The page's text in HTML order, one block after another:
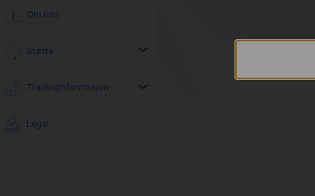
Om oss
Støtte
Tradinginformasjon
Legal